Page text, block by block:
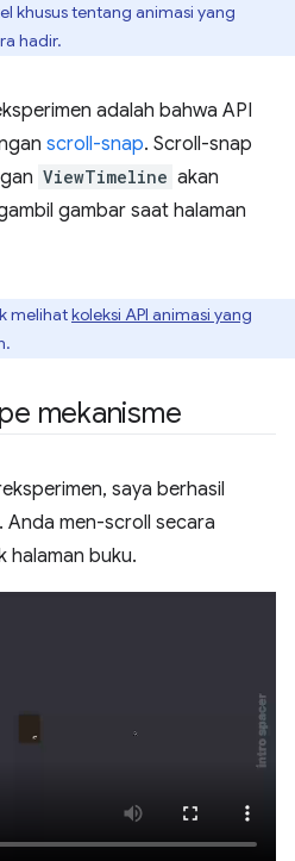
khusus tentang animasi yang
hadir.
adalah bahwa API
scroll-snap. Scroll-snap
ViewTimeline akan
gambar saat halaman
melihatkoleksi API animasi yang
mekanisme
saya berhasil
men-scroll secara
halaman buku.